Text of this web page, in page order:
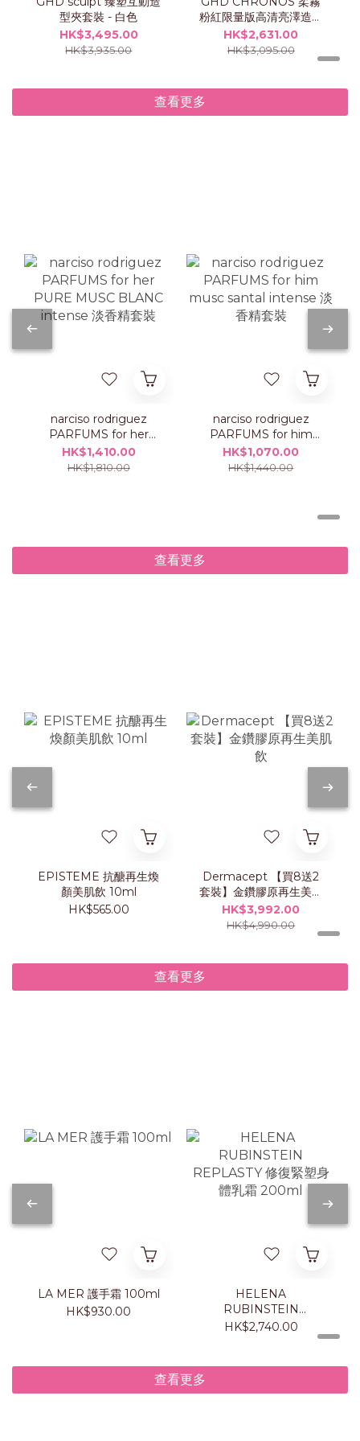
型夾套裝 - 白色
HK$3,495.00
HK$3,935.00
粉紅限量版高清亮澤造型
夾
HK$2,631.00
HK$3,095.00
查看更多
narciso rodriguez
PARFUMS for her
PURE MUSC BLANC
intense 淡香精套裝
HK$1,410.00
HK$1,810.00
narciso rodriguez
PARFUMS for him
musc santal intense
淡香精套裝
HK$1,070.00
HK$1,440.00
查看更多
EPISTEME 抗醣再生煥
顏美肌飲 10ml
HK$565.00
Dermacept 【買8送2
套裝】金鑽膠原再生美肌
飲
HK$3,992.00
HK$4,990.00
查看更多
LA MER 護手霜 100ml
HK$930.00
HELENA
RUBINSTEIN
REPLASTY 修復緊塑身
HK$2,740.00
查看更多